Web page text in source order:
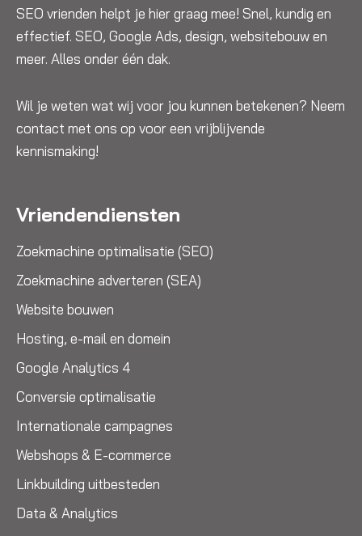
SEO vrienden helpt je hier graag mee! Snel, kundig en
effectief. SEO, Google Ads, design, websitebouw en
meer. Alles onder één dak.
Wil je weten wat wij voor jou kunnen betekenen? Neem
contact met ons op voor een vrijblijvende
kennismaking!
Vriendendiensten
Zoekmachine optimalisatie (SEO)
Zoekmachine adverteren (SEA)
Website bouwen
Hosting, e-mail en domein
Google Analytics 4
Conversie optimalisatie
Internationale campagnes
Webshops & E-commerce
Linkbuilding uitbesteden
Data & Analytics